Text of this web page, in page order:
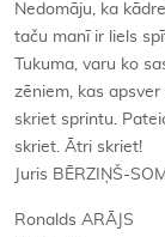
Nedomāju, ka
taču manī ir liels
Tukuma, varu ko
zēniem, kas
skriet sprintu.
skriet. Ātri skriet!
Juris BĒRZIŅŠ-
Ronalds ARĀJS